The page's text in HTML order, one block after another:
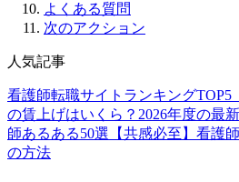
よくある質問
次のアクション
人気記事
看護師転職サイトランキングTOP5
の賃上げはいくら？2026年度の最
師あるある50選【共感必至】 看護
の方法